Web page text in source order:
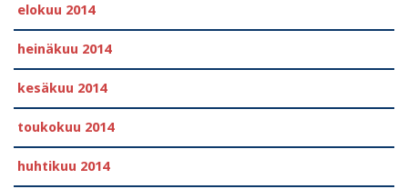
elokuu 2014
heinäkuu 2014
kesäkuu 2014
toukokuu 2014
huhtikuu 2014